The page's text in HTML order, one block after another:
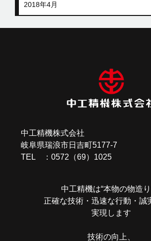
2018年4月
中工精機株式会社
岐阜県瑞浪市日吉町5177-7
TEL ：0572（69）1025
中工精機は“本物の物造り
正確な技術・迅速な行動・誠
実現します
技術の向上、